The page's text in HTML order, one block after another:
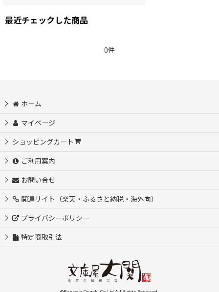
最近チェックした商品
0件
ホーム
マイページ
ショッピングカート
ご利用案内
お問い合せ
関連サイト（楽天・ふるさと納税・海外向）
プライバシーポリシー
特定商取引法